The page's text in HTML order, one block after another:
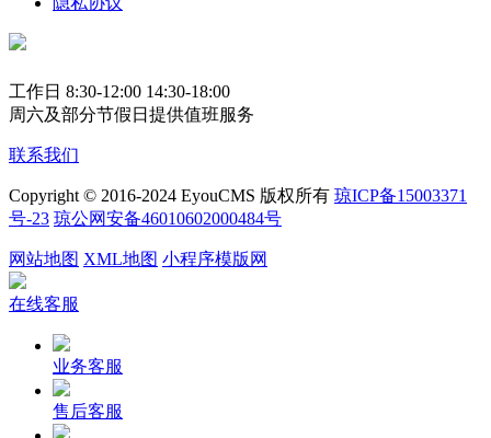
工作日 8:30-12:00 14:30-18:00
周六及部分节假日提供值班服务
联系我们
Copyright © 2016-2024 EyouCMS 版权所有 琼ICP备15003371
号-23 琼公网安备46010602000484号
网站地图 XML地图 小程序模版网
在线客服
业务客服
售后客服